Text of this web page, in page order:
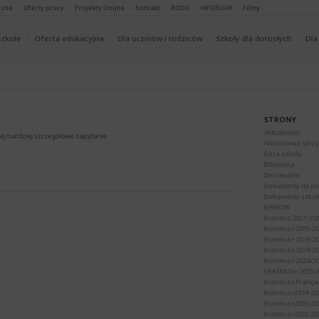
Oferty pracy Projekty Unijne Kontakt RODO WFOŚiGW Filmy
Oferta edukacyjna Dla uczniów i rodziców Szkoły dla dorosłych
bardziej szczegółowe zapytanie
STRONY
Aktualności
Anonimowa
Baza szkoły
Biblioteka
Dni otwarte
Dokumenty do
Dokumenty
EFRROW
Erasmus 2021-
Erasmus+ 2015-
Erasmus+ 2016-
Erasmus+ 2018-
Erasmus+ 2024/
ERASMUS+ 2025/
Erasmus+
Erasmus+2019-
Erasmus+2020-
Erasmus+2022-